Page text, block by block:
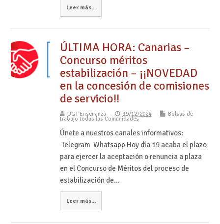
Leer más...
ÚLTIMA HORA: Canarias –
Concurso méritos
estabilización – ¡¡NOVEDAD
en la concesión de comisiones
de servicio!!
UGT Enseñanza 19/12/2024 Bolsas de
trabajo todas las Comunidades
Únete a nuestros canales informativos:
Telegram Whatsapp Hoy día 19 acaba el plazo
para ejercer la aceptación o renuncia a plaza
en el Concurso de Méritos del proceso de
estabilización de…
Leer más...